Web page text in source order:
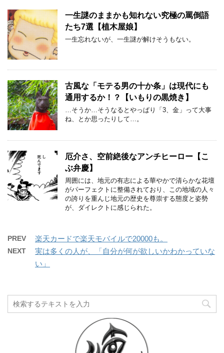
一生謎のままかも知れない究極の罵倒語
たち7選【植木屋娘】
一生忘れないが、一生謎が解けそうもない。
古風な「モテる男の十か条」は現代にも
通用するか！？【いもりの黒焼き】
…そうか…そうなるとやっぱり「3、金」って大事
ね、とか思ったりして…。
厄介さ、空前絶後なアンチヒーロー【こ
ぶ弁慶】
周囲には、地元の有志による華やかで清らかな花壇
がパーフェクトに整備されており、この地域の人々
の誇りを重んじ地元の歴史を尊崇する態度と姿勢
が、ダイレクトに感じられた。
PREV 楽天カードで楽天モバイルで20000も。
NEXT
実は多くの人が、「自分が何が欲しいかわかっていな
い」